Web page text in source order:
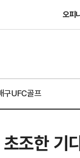
오피
구UFC골프
조한